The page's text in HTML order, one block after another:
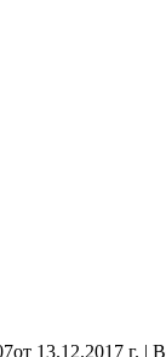
13.12.2017 г. |